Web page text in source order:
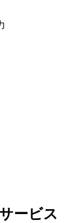
ービス